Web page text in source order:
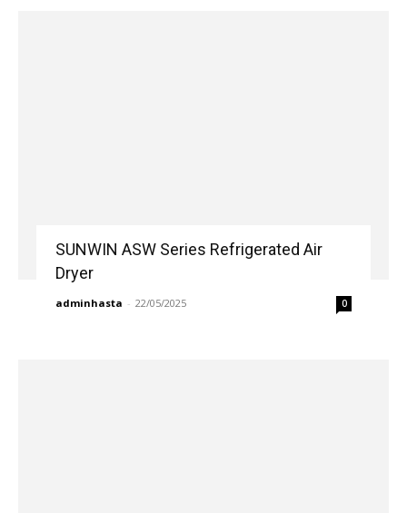
SUNWIN ASW Series Refrigerated Air
Dryer
adminhasta - 22/05/2025 0